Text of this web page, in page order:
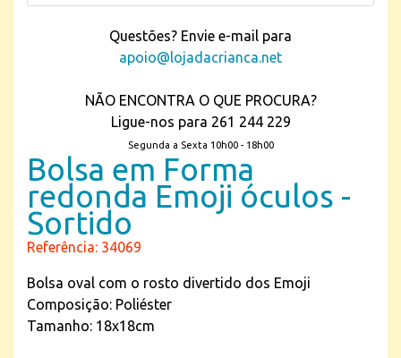
Questões? Envie e-mail para
apoio@lojadacrianca.net
NÃO ENCONTRA O QUE PROCURA?
Ligue-nos para 261 244 229
Segunda a Sexta 10h00 - 18h00
Bolsa em Forma
redonda Emoji óculos -
Sortido
Referência: 34069
Bolsa oval com o rosto divertido dos Emoji
Composição: Poliéster
Tamanho: 18x18cm